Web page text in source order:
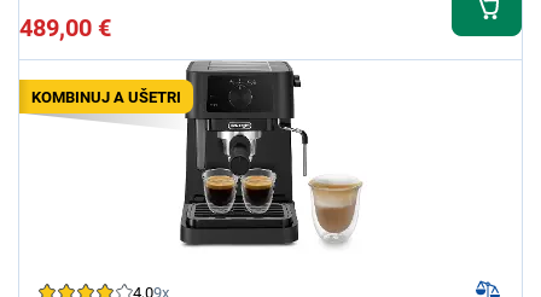
489,00 €
KOMBINUJ A UŠETRI
4,09x